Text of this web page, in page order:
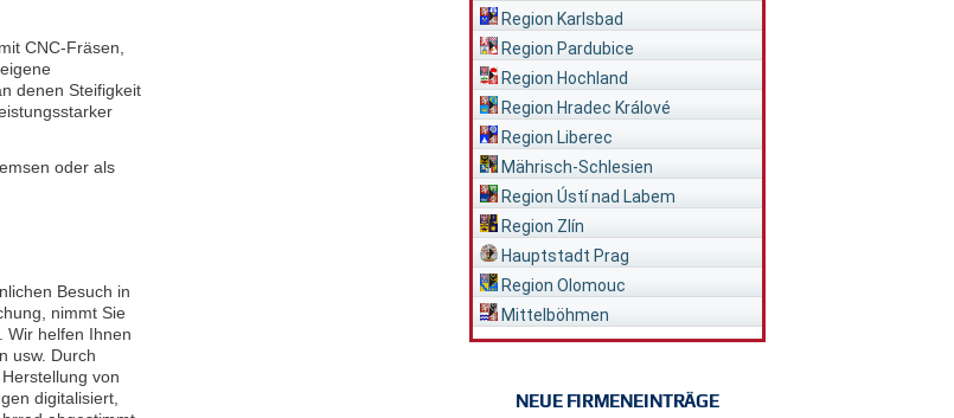
CNC-Fräsen,
denen Steifigkeit
oder als
Besuch in
nimmt Sie
Wir helfen Ihnen
usw. Durch
von
digitalisiert,
Region Karlsbad
Region Pardubice
Region Hochland
Region Hradec Králové
Region Liberec
Mährisch-Schlesien
Region Ústí nad Labem
Region Zlín
Hauptstadt Prag
Region Olomouc
Mittelböhmen
NEUE FIRMENEINTRÄGE